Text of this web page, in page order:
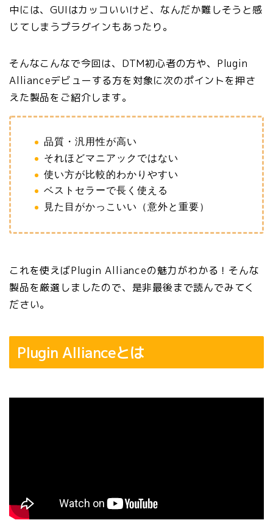
中には、GUIはカッコいいけど、なんだか難しそうと感
じてしまうプラグインもあったり。
そんなこんなで今回は、DTM初心者の方や、Plugin
Allianceデビューする方を対象に次のポイントを押さ
えた製品をご紹介します。
品質・汎用性が高い
それほどマニアックではない
使い方が比較的わかりやすい
ベストセラーで長く使える
見た目がかっこいい（意外と重要）
これを使えばPlugin Allianceの魅力がわかる！そんな
製品を厳選しましたので、是非最後まで読んでみてく
ださい。
Plugin Allianceとは